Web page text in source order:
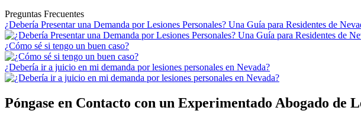
Preguntas Frecuentes
¿Debería Presentar una Demanda por Lesiones Personales? Una Guía para Residentes de
¿Cómo sé si tengo un buen caso?
¿Debería ir a juicio en mi demanda por lesiones personales en Nevada?
Póngase en Contacto con un Experimentado Abogado de